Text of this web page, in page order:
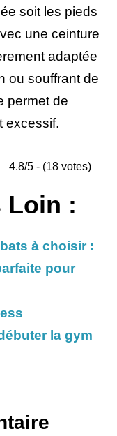
soit les pieds
une ceinture
adaptée
ou souffrant de
permet de
excessif.
4.8/5 - (18 votes)
Loin :
à choisir :
pour
la gym